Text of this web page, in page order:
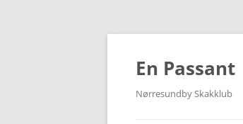
Hop
En Passant
Nørresundby Skakklub